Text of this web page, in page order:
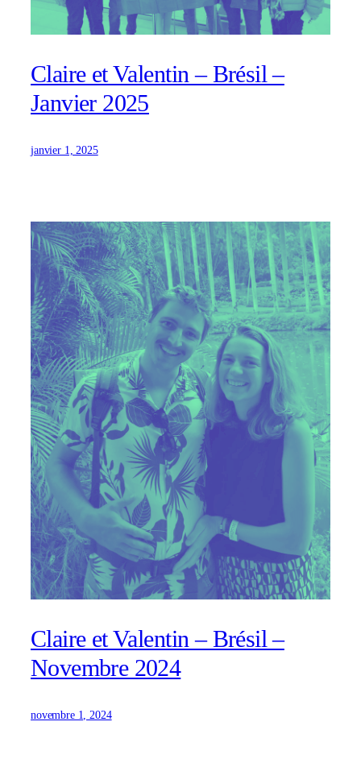
Claire et Valentin – Brésil –
Janvier 2025
janvier 1, 2025
Claire et Valentin – Brésil –
Novembre 2024
novembre 1, 2024